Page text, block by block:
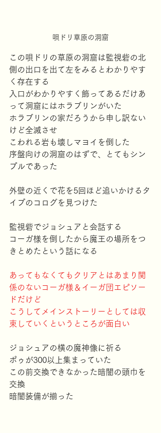
唄ドリ草原の洞窟
この唄ドリの草原の洞窟は監視砦の北
側の出口を出て左をみるとわかりやす
く存在する
入口がわかりやすく飾ってあるだけあ
って洞窟にはホラブリンがいた
ホラブリンの家だろうから申し訳ない
けど全滅させ
こわれる岩も壊しマヨイを倒した
序盤向けの洞窟のはずで、とてもシン
プルであった
外壁の近くで花を5回ほど追いかけるタ
イプのコログを見つけた
監視砦でジョシュアと会話する
コーガ様を倒したから魔王の場所をつ
きとめたという話になる
あってもなくてもクリアとはあまり関
係のないコーガ様＆イーガ団エピソー
ドだけど
こうしてメインストーリーとしては収
束していくというところが面白い
ジョシュアの横の魔神像に祈る
ポゥが300以上集まっていた
この前交換できなかった暗闇の頭巾を
交換
暗闇装備が揃った